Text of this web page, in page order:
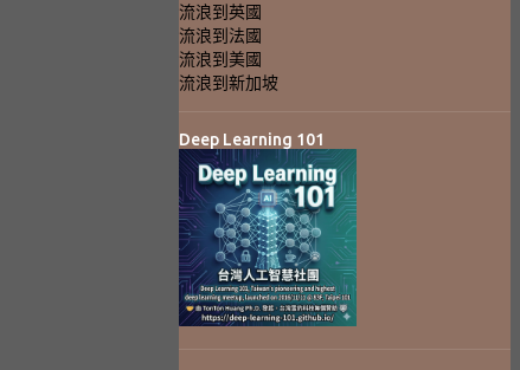
流浪到英國
流浪到法國
流浪到美國
流浪到新加坡
Deep Learning 101